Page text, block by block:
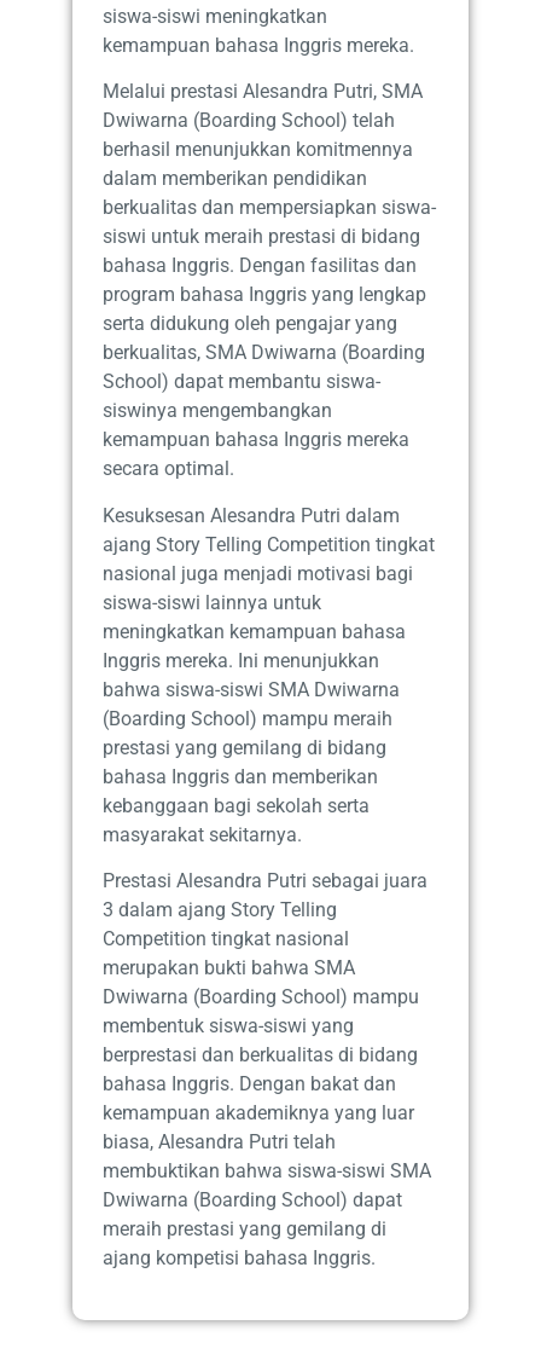
siswa-siswi meningkatkan
kemampuan bahasa Inggris mereka.
Melalui prestasi Alesandra Putri, SMA
Dwiwarna (Boarding School) telah
berhasil menunjukkan komitmennya
dalam memberikan pendidikan
berkualitas dan mempersiapkan siswa-
siswi untuk meraih prestasi di bidang
bahasa Inggris. Dengan fasilitas dan
program bahasa Inggris yang lengkap
serta didukung oleh pengajar yang
berkualitas, SMA Dwiwarna (Boarding
School) dapat membantu siswa-
siswinya mengembangkan
kemampuan bahasa Inggris mereka
secara optimal.
Kesuksesan Alesandra Putri dalam
ajang Story Telling Competition tingkat
nasional juga menjadi motivasi bagi
siswa-siswi lainnya untuk
meningkatkan kemampuan bahasa
Inggris mereka. Ini menunjukkan
bahwa siswa-siswi SMA Dwiwarna
(Boarding School) mampu meraih
prestasi yang gemilang di bidang
bahasa Inggris dan memberikan
kebanggaan bagi sekolah serta
masyarakat sekitarnya.
Prestasi Alesandra Putri sebagai juara
3 dalam ajang Story Telling
Competition tingkat nasional
merupakan bukti bahwa SMA
Dwiwarna (Boarding School) mampu
membentuk siswa-siswi yang
berprestasi dan berkualitas di bidang
bahasa Inggris. Dengan bakat dan
kemampuan akademiknya yang luar
biasa, Alesandra Putri telah
membuktikan bahwa siswa-siswi SMA
Dwiwarna (Boarding School) dapat
meraih prestasi yang gemilang di
ajang kompetisi bahasa Inggris.